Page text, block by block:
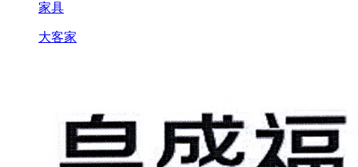
家具
大客家